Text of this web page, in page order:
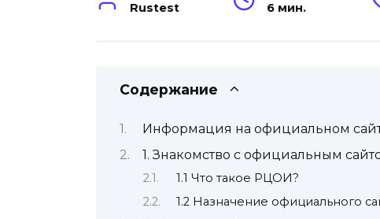
Rustest 6 мин.
Содержание
Информация на официальном
1. Знакомство с официальным
1.1 Что такое РЦОИ?
1.2 Назначение официального